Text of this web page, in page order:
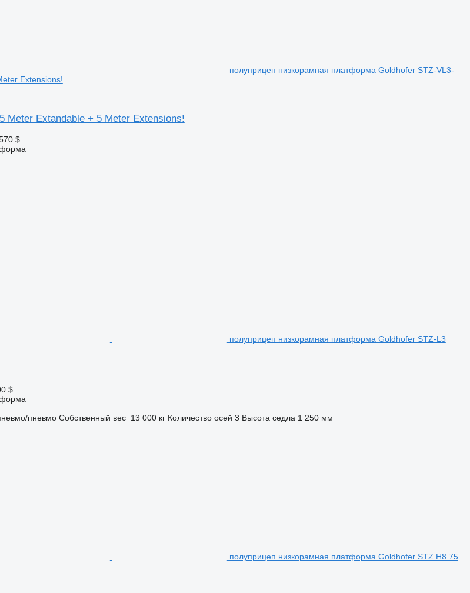
полуприцеп низкорамная платформа Goldhofer STZ-VL3-
Extensions!
Meter Extandable + 5 Meter Extensions!
$
полуприцеп низкорамная платформа Goldhofer STZ-L3
$
пневмо Собственный вес 13 000 кг Количество осей 3 Высота седла 1 250 мм
полуприцеп низкорамная платформа Goldhofer STZ H8 75